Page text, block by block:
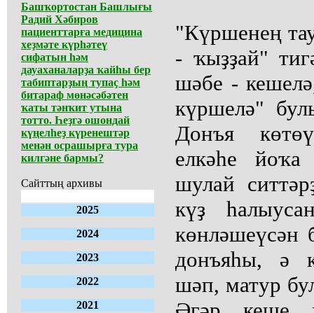
Башҡортостан Башлығы
Радий Хәбиров
пациенттарға медицина
хеҙмәте күрһәтеү
сифатын һәм
дауаханаларҙа ҡайһы бер
табиптарҙың тупаҫ һәм
битараф мөнәсәбәтен
ҡаты тәнҡит утына
тотто. Һеҙгә ошондай
күңелһеҙ күренештәр
менән осрашырға тура
килгәне бармы?
Сайттың архивы
2025
2024
2023
2022
2021
"Күршенең
- ҡыҙҙай"
шәбе -
күршелә"
Донъя
елкәһе йоҡа
шулай
күҙ
көнләшеүсән
донъяһы, ә
шәп, матур